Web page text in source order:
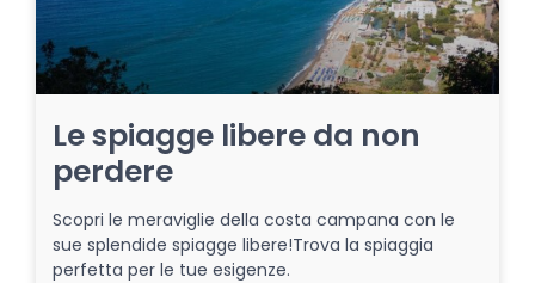
Le spiagge libere da non
perdere
Scopri le meraviglie della costa campana con le
sue splendide spiagge libere!Trova la spiaggia
perfetta per le tue esigenze.